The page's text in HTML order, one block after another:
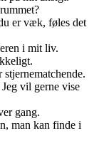
er væk, føles det
i mit liv.
vil gerne vise
gang.
man kan finde i